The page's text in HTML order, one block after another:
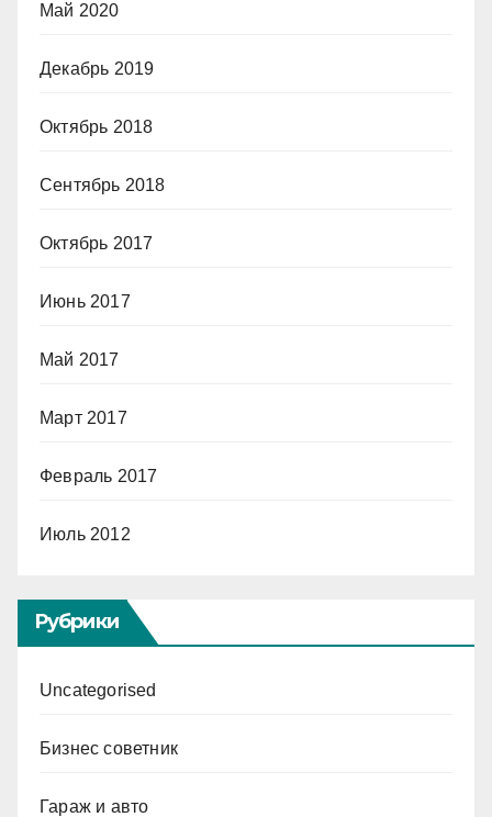
Май 2020
Декабрь 2019
Октябрь 2018
Сентябрь 2018
Октябрь 2017
Июнь 2017
Май 2017
Март 2017
Февраль 2017
Июль 2012
Рубрики
Uncategorised
Бизнес советник
Гараж и авто